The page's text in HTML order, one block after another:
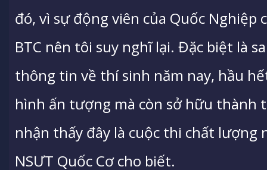
đó, vì sự động viên của Quốc
BTC nên tôi suy nghĩ lại. Đặc biệt là
thông tin về thí sinh năm nay, hầu
hình ấn tượng mà còn sở hữu thành
nhận thấy đây là cuộc thi chất lượng
NSƯT Quốc Cơ cho biết.